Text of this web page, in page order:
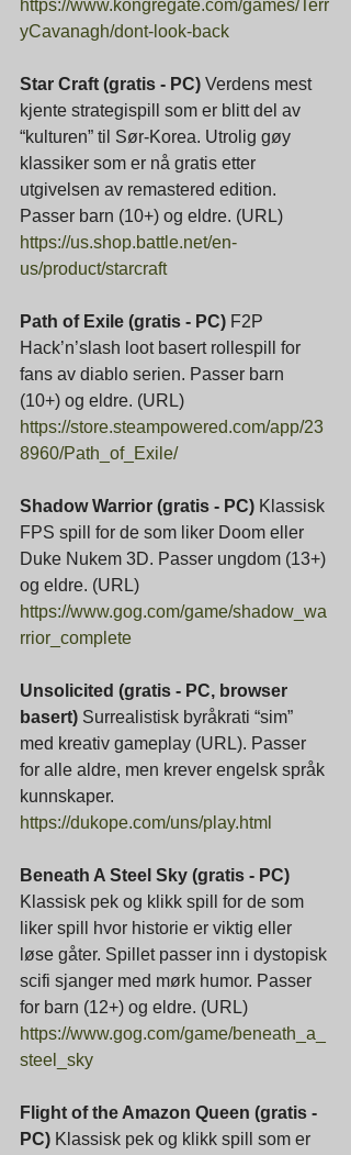
https://www.kongregate.com/games/Terr
yCavanagh/dont-look-back
Star Craft (gratis - PC) Verdens mest
kjente strategispill som er blitt del av
“kulturen” til Sør-Korea. Utrolig gøy
klassiker som er nå gratis etter
utgivelsen av remastered edition.
Passer barn (10+) og eldre. (URL)
https://us.shop.battle.net/en-
us/product/starcraft
Path of Exile (gratis - PC) F2P
Hack’n’slash loot basert rollespill for
fans av diablo serien. Passer barn
(10+) og eldre. (URL)
https://store.steampowered.com/app/23
8960/Path_of_Exile/
Shadow Warrior (gratis - PC) Klassisk
FPS spill for de som liker Doom eller
Duke Nukem 3D. Passer ungdom (13+)
og eldre. (URL)
https://www.gog.com/game/shadow_wa
rrior_complete
Unsolicited (gratis - PC, browser
basert) Surrealistisk byråkrati “sim”
med kreativ gameplay (URL). Passer
for alle aldre, men krever engelsk språk
kunnskaper.
https://dukope.com/uns/play.html
Beneath A Steel Sky (gratis - PC)
Klassisk pek og klikk spill for de som
liker spill hvor historie er viktig eller
løse gåter. Spillet passer inn i dystopisk
scifi sjanger med mørk humor. Passer
for barn (12+) og eldre. (URL)
https://www.gog.com/game/beneath_a_
steel_sky
Flight of the Amazon Queen (gratis -
PC) Klassisk pek og klikk spill som er